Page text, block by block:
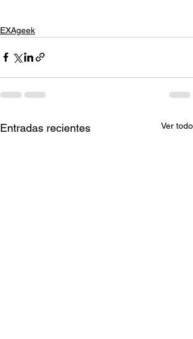
EXAgeek
Entradas recientes Ver todo